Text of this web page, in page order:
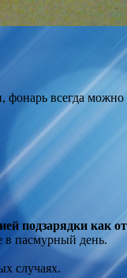
фонарь всегда
подзарядки как
в пасмурный день.
случаях.